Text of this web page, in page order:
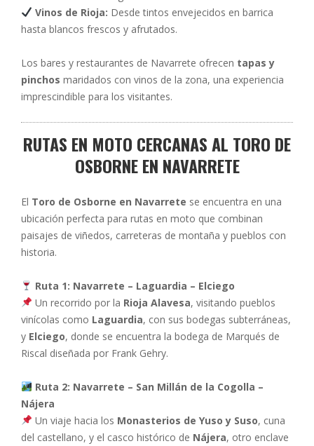
Vinos de Rioja: Desde tintos envejecidos en barrica
hasta blancos frescos y afrutados.
Los bares y restaurantes de Navarrete ofrecen tapas y
pinchos maridados con vinos de la zona, una experiencia
imprescindible para los visitantes.
RUTAS EN MOTO CERCANAS AL TORO DE
OSBORNE EN NAVARRETE
El Toro de Osborne en Navarrete se encuentra en una
ubicación perfecta para rutas en moto que combinan
paisajes de viñedos, carreteras de montaña y pueblos con
historia.
Ruta 1: Navarrete – Laguardia – Elciego
Un recorrido por la Rioja Alavesa, visitando pueblos
vinícolas como Laguardia, con sus bodegas subterráneas,
y Elciego, donde se encuentra la bodega de Marqués de
Riscal diseñada por Frank Gehry.
Ruta 2: Navarrete – San Millán de la Cogolla –
Nájera
Un viaje hacia los Monasterios de Yuso y Suso, cuna
del castellano, y el casco histórico de Nájera, otro enclave